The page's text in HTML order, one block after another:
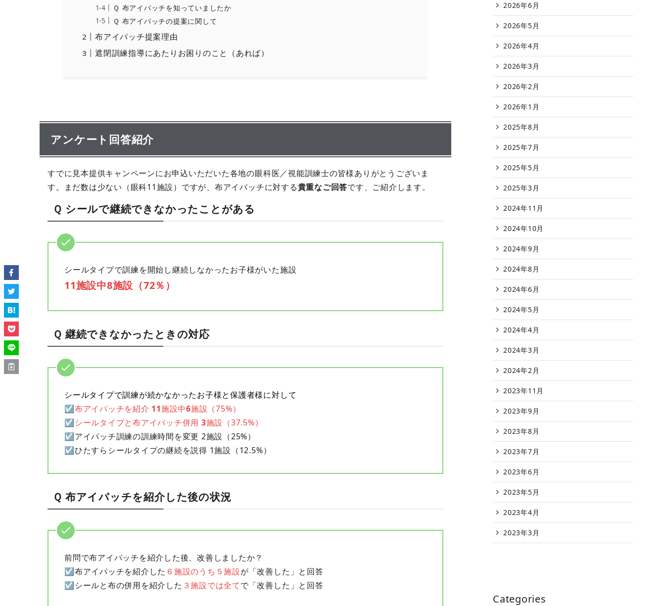
Ｑ 布アイパッチを知っていましたか
Ｑ 布アイパッチの提案に関して
布アイパッチ提案理由
遮閉訓練指導にあたりお困りのこと（あれば）
アンケート回答紹介
すでに見本提供キャンペーンにお申込いただいた各地の眼科医／視能訓練士の皆様ありがとうございま
す。まだ数は少ない（眼科11施設）ですが、布アイパッチに対する貴重なご回答です、ご紹介します。
Ｑ シールで継続できなかったことがある
シールタイプで訓練を開始し継続しなかったお子様がいた施設
11施設中8施設（72％）
Ｑ 継続できなかったときの対応
シールタイプで訓練が続かなかったお子様と保護者様に対して
☑布アイパッチを紹介 11施設中6施設（75%）
☑シールタイプと布アイパッチ併用 3施設（37.5%）
☑アイパッチ訓練の訓練時間を変更 2施設（25%）
☑ひたすらシールタイプの継続を説得 1施設（12.5%）
Ｑ 布アイパッチを紹介した後の状況
前問で布アイパッチを紹介した後、改善しましたか？
☑布アイパッチを紹介した ６施設のうち５施設が「改善した」と回答
☑シールと布の併用を紹介した ３施設では全てで「改善した」と回答
2026年6月
2026年5月
2026年4月
2026年3月
2026年2月
2026年1月
2025年8月
2025年7月
2025年5月
2025年3月
2024年11月
2024年10月
2024年9月
2024年8月
2024年6月
2024年5月
2024年4月
2024年3月
2024年2月
2023年11月
2023年9月
2023年8月
2023年7月
2023年6月
2023年5月
2023年4月
2023年3月
Categories